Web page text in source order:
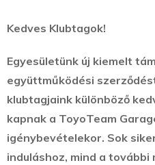
Kedves Klubtagok!
Egyesületünk új kiemelt
együttműködési
klubtagjaink különböző
kapnak a ToyoTeam
igénybevételekor. Sok
induláshoz, mind a további